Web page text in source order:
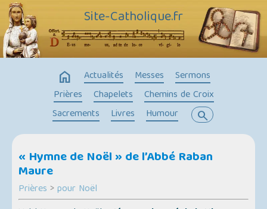
Site-Catholique.fr
home Actualités Messes
Sermons
Prières
Chapelets
Chemins de Croix
Sacrements
Livres Humour search
« Hymne de Noël » de l’Abbé Raban
Maure
Prières >pour Noël